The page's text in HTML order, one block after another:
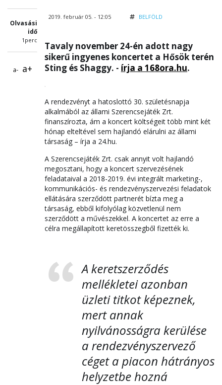
Olvasási
idő
1perc
a- a+
2019. február 05. - 12:05 BELFÖLD
Tavaly november 24-én adott nagy
sikerű ingyenes koncertet a Hősök terén
Sting és Shaggy. - írja a 168ora.hu.
A rendezvényt a hatoslottó 30. születésnapja
alkalmából az állami Szerencsejáték Zrt.
finanszírozta, ám a koncert költségeit több mint két
hónap elteltével sem hajlandó elárulni az állami
társaság – írja a 24.hu.
A Szerencsejáték Zrt. csak annyit volt hajlandó
megosztani, hogy a koncert szervezésének
feladataival a 2018-2019. évi integrált marketing-,
kommunikációs- és rendezvényszervezési feladatok
ellátására szerződött partnerét bízta meg a
társaság, ebből kifolyólag közvetlenül nem
szerződött a művészekkel. A koncertet az erre a
célra megállapított keretösszegből fizették ki.
A keretszerződés
mellékletei azonban
üzleti titkot képeznek,
mert annak
nyilvánosságra kerülése
a rendezvényszervező
céget a piacon hátrányos
helyzetbe hozná